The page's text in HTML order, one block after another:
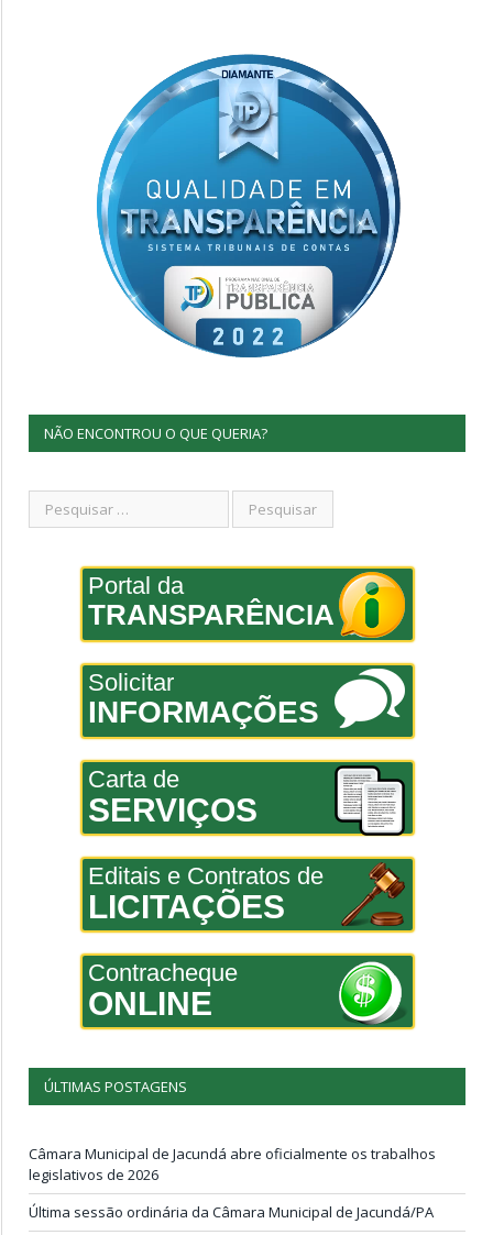
NÃO ENCONTROU O QUE QUERIA?
Portal da
TRANSPARÊNCIA
Solicitar
INFORMAÇÕES
Carta de
SERVIÇOS
Editais e Contratos de
LICITAÇÕES
Contracheque
ONLINE
ÚLTIMAS POSTAGENS
Câmara Municipal de Jacundá abre oficialmente os trabalhos
legislativos de 2026
Última sessão ordinária da Câmara Municipal de Jacundá/PA